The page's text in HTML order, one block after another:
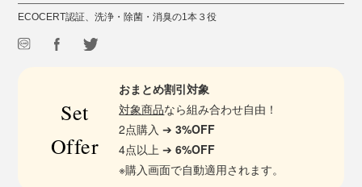
ECOCERT認証、洗浄・除菌・消臭の1本３役
Set
Offer
おまとめ割引対象
対象商品なら組み合わせ自由！
2点購入 ➔3%OFF
4点以上 ➔6%OFF
※購入画面で自動適用されます。